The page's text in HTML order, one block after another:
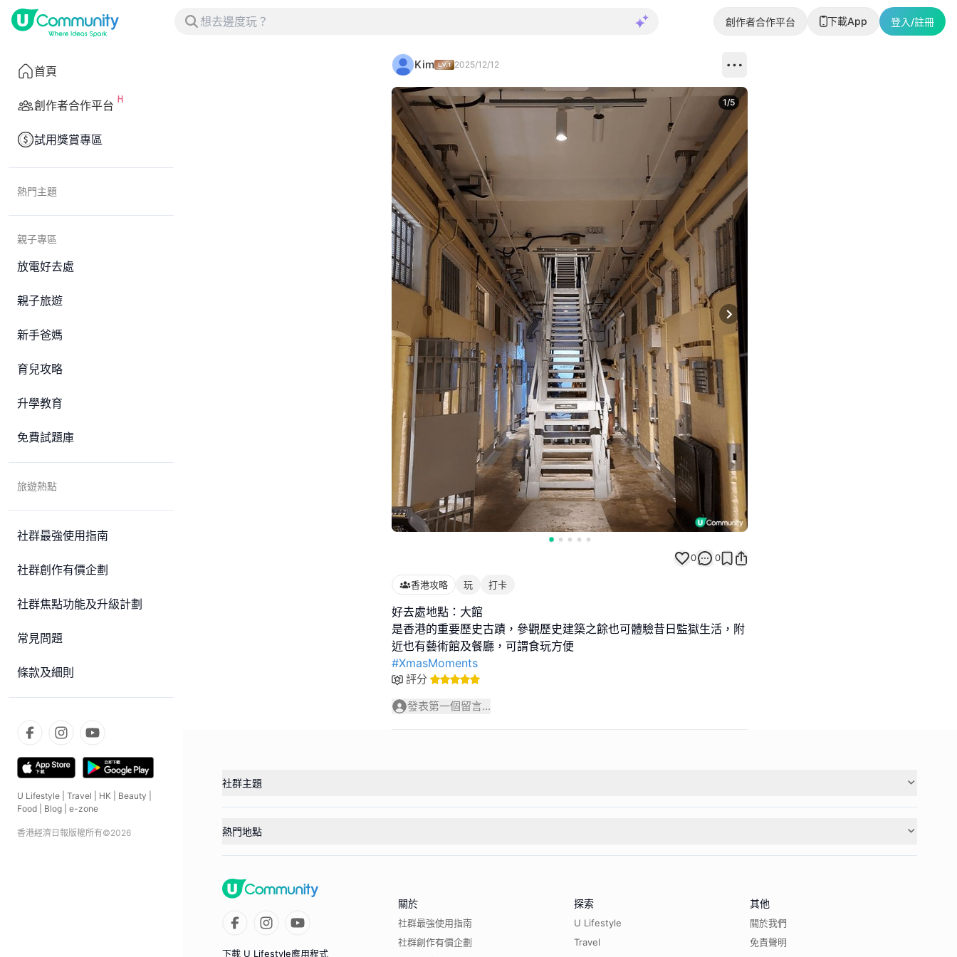
創作者合作平台 下載App 登入/註冊
首頁
創作者合作平台
試用獎賞專區
熱門主題
親子專區
放電好去處
親子旅遊
新手爸媽
育兒攻略
升學教育
免費試題庫
旅遊熱點
社群最強使用指南
社群創作有價企劃
社群焦點功能及升級計劃
常見問題
條款及細則
U Lifestyle Travel HK Beauty
Food
Blog e-zone
香港經濟日報版權所有©2026
Kim 2025/12/12
Next slide
1/5
0 0
香港攻略 玩 打卡
好去處地點：大館
是香港的重要歷史古蹟，參觀歷史建築之餘也可體驗昔日監獄生活，附
#XmasMoments
評分
發表第一個留言...
社群主題
熱門地點
下載 U Lifestyle應用程式
關於
社群最強使用指南
社群創作有價企劃
探索
U Lifestyle
Travel
其他
關於我們
免責聲明